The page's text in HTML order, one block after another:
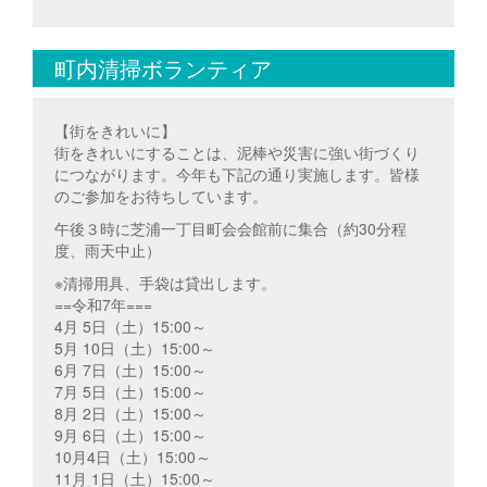
町内清掃ボランティア
【街をきれいに】
街をきれいにすることは、泥棒や災害に強い街づくり
につながります。今年も下記の通り実施します。皆様
のご参加をお待ちしています。
午後３時に芝浦一丁目町会会館前に集合（約30分程
度、雨天中止）
※清掃用具、手袋は貸出します。
==令和7年===
4月 5日（土）15:00～
5月 10日（土）15:00～
6月 7日（土）15:00～
7月 5日（土）15:00～
8月 2日（土）15:00～
9月 6日（土）15:00～
10月4日（土）15:00～
11月 1日（土）15:00～